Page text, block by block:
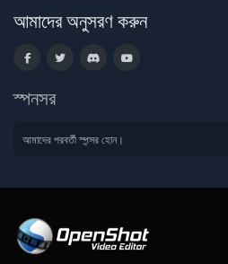
আমাদের অনুসরণ করুন
স্পনসর
আমাদের পরবর্তী স্পন্সর হোন।